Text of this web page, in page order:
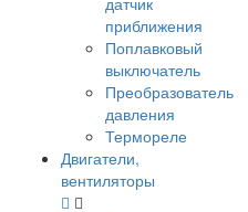
приближения
Поплавковый
выключатель
Преобразователь
давления
Термореле
Двигатели,
вентиляторы